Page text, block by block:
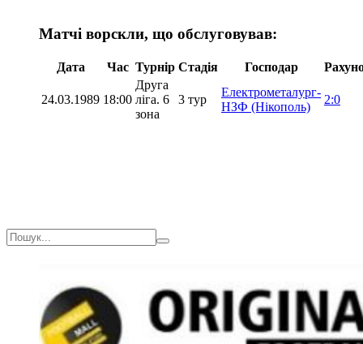
Матчі ворскли, що обслуговував:
Дата Час Турнір Стадія Господар
24.03.1989 18:00
Друга
ліга. 6
зона
3 тур
Електрометалург-
НЗФ (Нікополь)
2:0